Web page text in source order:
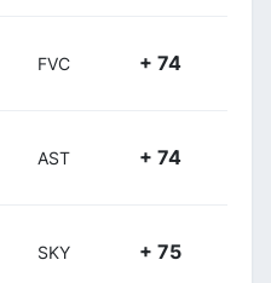
FVC + 74
AST + 74
SKY + 75